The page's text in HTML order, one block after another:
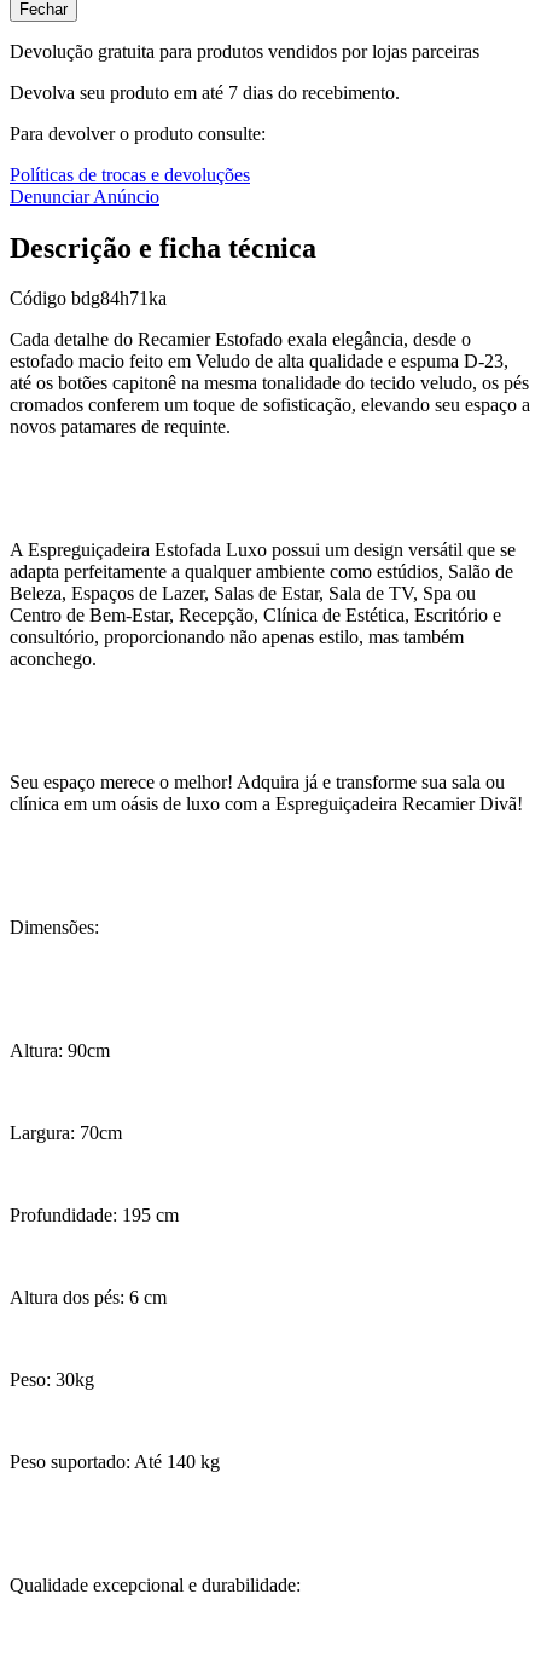
Fechar
Devolução gratuita para produtos vendidos por lojas parceiras
Devolva seu produto em até 7 dias do recebimento.
Para devolver o produto consulte:
Políticas de trocas e devoluções
Denunciar Anúncio
Descrição e ficha técnica
Código bdg84h71ka
Cada detalhe do Recamier Estofado exala elegância, desde o
estofado macio feito em Veludo de alta qualidade e espuma D-23,
até os botões capitonê na mesma tonalidade do tecido veludo, os pés
cromados conferem um toque de sofisticação, elevando seu espaço a
novos patamares de requinte.
A Espreguiçadeira Estofada Luxo possui um design versátil que se
adapta perfeitamente a qualquer ambiente como estúdios, Salão de
Beleza, Espaços de Lazer, Salas de Estar, Sala de TV, Spa ou
Centro de Bem-Estar, Recepção, Clínica de Estética, Escritório e
consultório, proporcionando não apenas estilo, mas também
aconchego.
Seu espaço merece o melhor! Adquira já e transforme sua sala ou
clínica em um oásis de luxo com a Espreguiçadeira Recamier Divã!
Dimensões:
Altura: 90cm
Largura: 70cm
Profundidade: 195 cm
Altura dos pés: 6 cm
Peso: 30kg
Peso suportado: Até 140 kg
Qualidade excepcional e durabilidade: